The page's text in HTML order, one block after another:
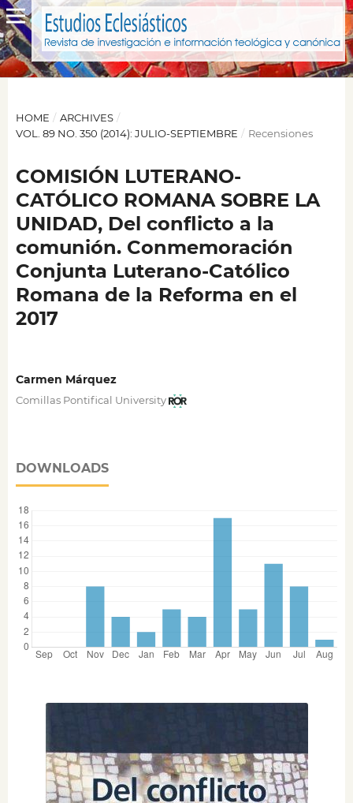
HOME / ARCHIVES /
VOL. 89 NO. 350 (2014): JULIO-SEPTIEMBRE / Recensiones
COMISIÓN LUTERANO-
CATÓLICO ROMANA SOBRE LA
UNIDAD, Del conflicto a la
comunión. Conmemoración
Conjunta Luterano-Católico
Romana de la Reforma en el
2017
Carmen Márquez
Comillas Pontifical University
DOWNLOADS